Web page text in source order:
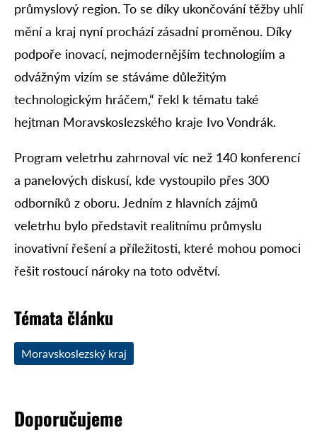
průmyslový region. To se díky ukončování těžby uhlí
mění a kraj nyní prochází zásadní proměnou. Díky
podpoře inovací, nejmodernějším technologiím a
odvážným vizím se stáváme důležitým
technologickým hráčem,“ řekl k tématu také
hejtman Moravskoslezského kraje Ivo Vondrák.
Program veletrhu zahrnoval víc než 140 konferencí
a panelových diskusí, kde vystoupilo přes 300
odborníků z oboru. Jedním z hlavních zájmů
veletrhu bylo představit realitnímu průmyslu
inovativní řešení a příležitosti, které mohou pomoci
řešit rostoucí nároky na toto odvětví.
Témata článku
Moravskoslezský kraj
Doporučujeme